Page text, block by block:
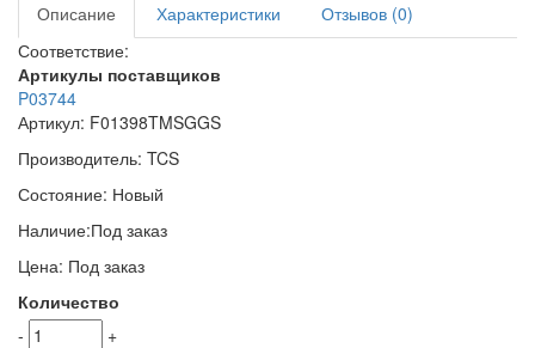
Описание Характеристики
Отзывов (0)
Соответствие:
Артикулы поставщиков
P03744
Артикул: F01398TMSGGS
Производитель: TCS
Состояние: Новый
Наличие:Под заказ
Цена: Под заказ
Количество
-
+